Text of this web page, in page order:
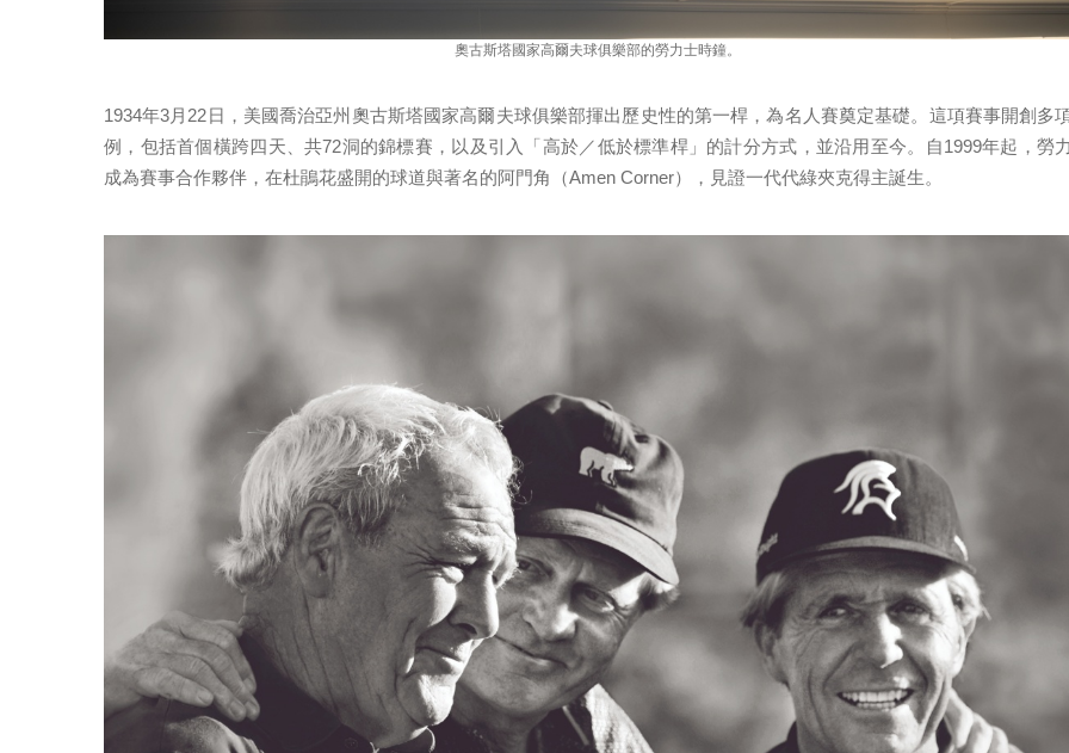
奧古斯塔國家高爾夫球俱樂部的勞力士時鐘。
1934年3月22日，美國喬治亞州奧古斯塔國家高爾夫球俱樂部揮出歷史性的第一桿，為名人賽奠定基礎。這項賽事開創多
例，包括首個橫跨四天、共72洞的錦標賽，以及引入「高於／低於標準桿」的計分方式，並沿用至今。自1999年起，勞
成為賽事合作夥伴，在杜鵑花盛開的球道與著名的阿門角（Amen Corner），見證一代代綠夾克得主誕生。